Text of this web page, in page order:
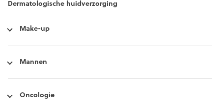
Dermatologische huidverzorging
Make-up
Mannen
Oncologie